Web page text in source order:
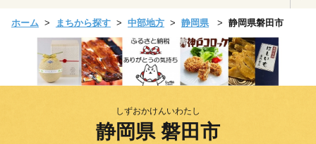
ホーム まちから探す 中部地方 静岡県 静岡県磐田市
しずおかけんいわたし
静岡県 磐田市